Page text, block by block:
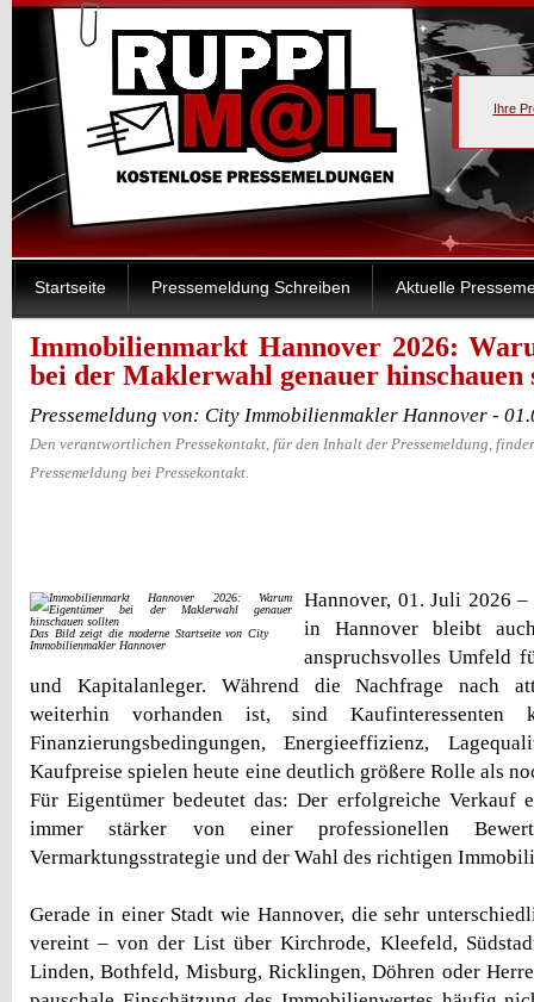
Ihre
Startseite Pressemeldung Schreiben Aktuelle
Immobilienmarkt Hannover 2026:
bei der Maklerwahl genauer hinschauen
Pressemeldung von: City Immobilienmakler Hannover -
Den verantwortlichen Pressekontakt, für den Inhalt der Pressemeldung,
Pressemeldung bei Pressekontakt.
Das Bild zeigt die moderne Startseite von City
Immobilienmakler Hannover
Hannover, 01. Juli 2026
in Hannover bleibt
anspruchsvolles Umfeld
und Kapitalanleger. Während die Nachfrage nach
weiterhin vorhanden ist, sind Kaufinteressenten
Finanzierungsbedingungen, Energieeffizienz,
Kaufpreise spielen heute eine deutlich größere Rolle als
Für Eigentümer bedeutet das: Der erfolgreiche Verkauf
immer stärker von einer professionellen
Vermarktungsstrategie und der Wahl des richtigen
Gerade in einer Stadt wie Hannover, die sehr
vereint – von der List über Kirchrode, Kleefeld,
Linden, Bothfeld, Misburg, Ricklingen, Döhren oder